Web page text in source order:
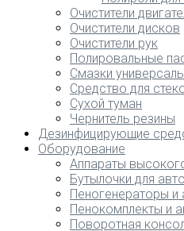
Очистители
Очистители дисков
Очистители рук
Полировальные
Смазки
Средство для
Сухой туман
Чернитель резины
Дезинфицирующие
Оборудование
Аппараты
Бутылочки для
Пеногенераторы и
Пенокомплекты и
Поворотная